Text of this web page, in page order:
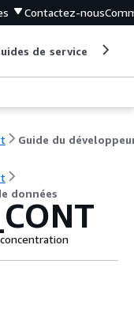
Contactez-nous
de service
données